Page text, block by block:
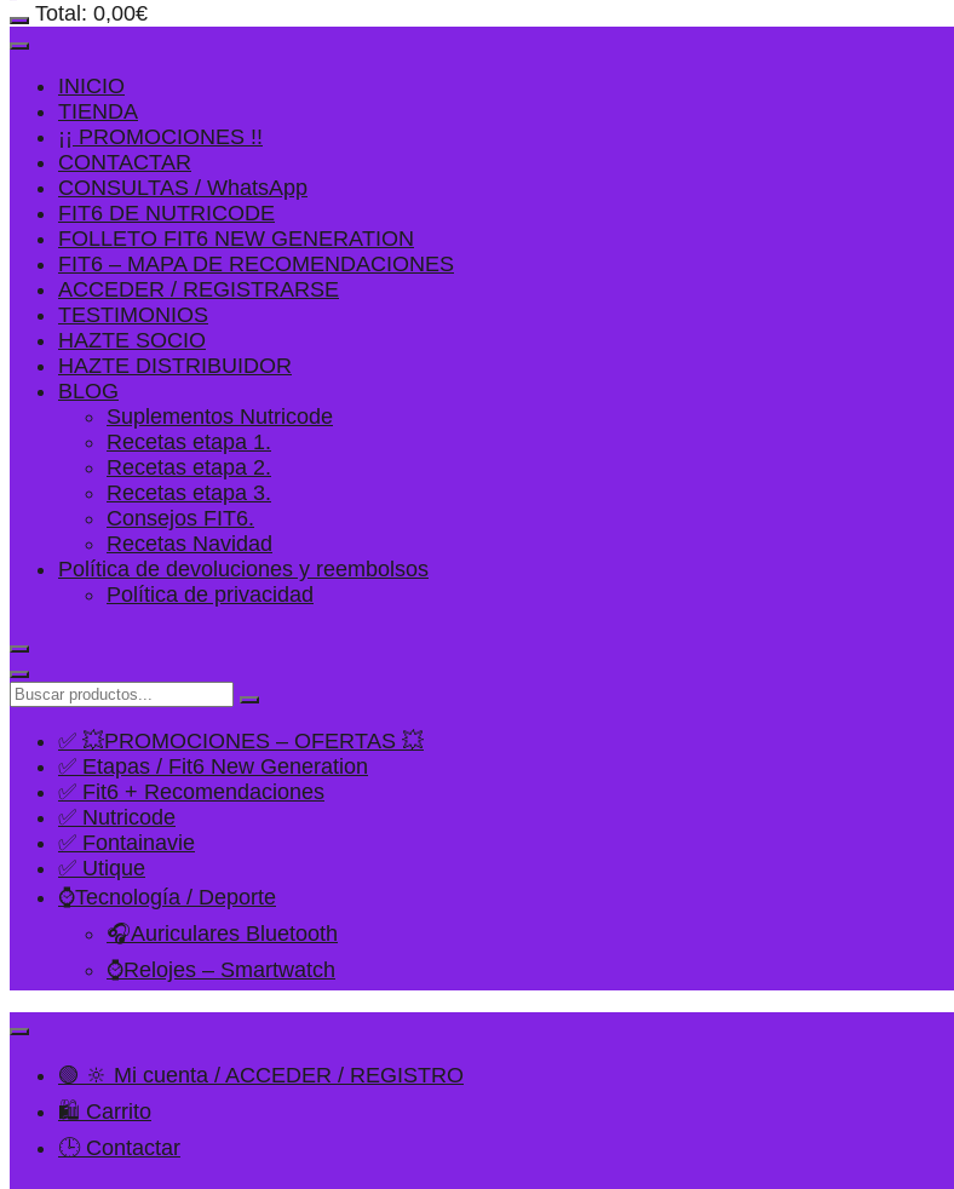
Total: 0,00€
INICIO
TIENDA
¡¡ PROMOCIONES !!
CONTACTAR
CONSULTAS / WhatsApp
FIT6 DE NUTRICODE
FOLLETO FIT6 NEW GENERATION
FIT6 – MAPA DE RECOMENDACIONES
ACCEDER / REGISTRARSE
TESTIMONIOS
HAZTE SOCIO
HAZTE DISTRIBUIDOR
BLOG
Suplementos Nutricode
Recetas etapa 1.
Recetas etapa 2.
Recetas etapa 3.
Consejos FIT6.
Recetas Navidad
Política de devoluciones y reembolsos
Política de privacidad
✅ 💥PROMOCIONES – OFERTAS 💥
✅ Etapas / Fit6 New Generation
✅ Fit6 + Recomendaciones
✅ Nutricode
✅ Fontainavie
✅ Utique
⌚Tecnología / Deporte
🎧Auriculares Bluetooth
⌚Relojes – Smartwatch
🟢 🔆 Mi cuenta / ACCEDER / REGISTRO
🛍️ Carrito
🕒 Contactar